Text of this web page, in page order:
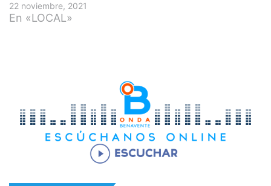
22 noviembre, 2021
En «LOCAL»